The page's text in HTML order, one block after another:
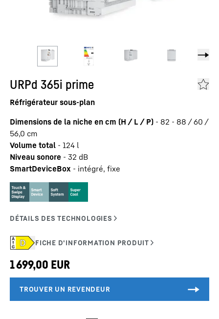
URPd 365i prime
Réfrigérateur sous-plan
Dimensions de la niche en cm (H / L / P) - 82 - 88 / 60 /
56,0 cm
Volume total - 124 l
Niveau sonore - 32 dB
SmartDeviceBox - intégré, fixe